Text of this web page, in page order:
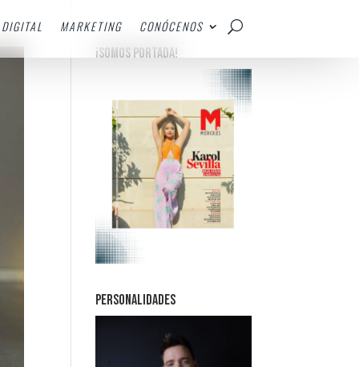
MARKETING CONÓCENOS
¡SOMOS PORTADA!
PERSONALIDADES